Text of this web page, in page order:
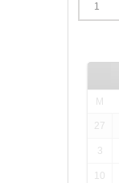
M
27
3
10